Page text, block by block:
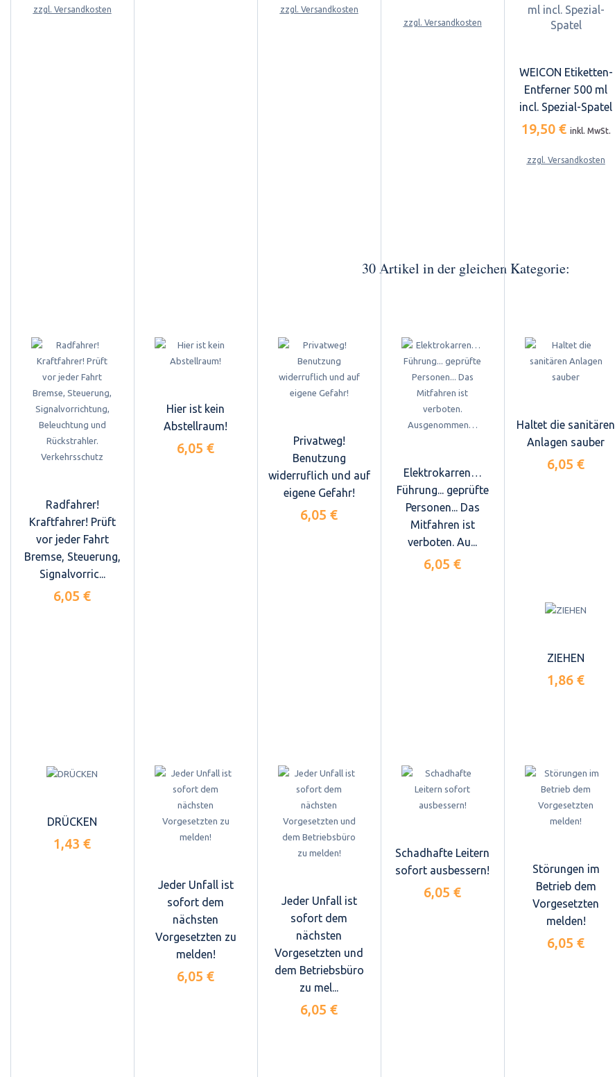
zzgl. Versandkosten zzgl. Versandkosten
zzgl. Versandkosten
WEICON Etiketten-
Entferner 500 ml
incl. Spezial-Spatel
19,50 € inkl. MwSt.
zzgl. Versandkosten
30 Artikel in der gleichen Kategorie:
Radfahrer!
Kraftfahrer! Prüft
vor jeder Fahrt
Bremse, Steuerung,
Signalvorric...
6,05 €
Hier ist kein
Abstellraum!
6,05 €
Privatweg!
Benutzung
widerruflich und auf
eigene Gefahr!
6,05 €
Elektrokarren…
Führung... geprüfte
Personen... Das
Mitfahren ist
verboten. Au...
6,05 €
Haltet die sanitären
Anlagen sauber
6,05 €
ZIEHEN
1,86 €
DRÜCKEN
1,43 €
Jeder Unfall ist
sofort dem
nächsten
Vorgesetzten zu
melden!
6,05 €
Jeder Unfall ist
sofort dem
nächsten
Vorgesetzten und
dem Betriebsbüro
zu mel...
6,05 €
Schadhafte Leitern
sofort ausbessern!
6,05 €
Störungen im
Betrieb dem
Vorgesetzten
melden!
6,05 €